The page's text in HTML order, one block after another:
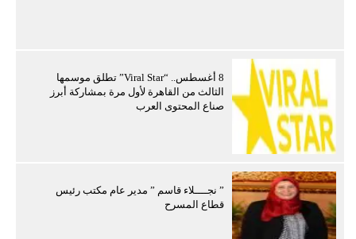
8 أغسطس.. “Viral Star” تطلق موسمها
الثالث من القاهرة لأول مرة بمشاركة أبرز
صناع المحتوى العرب
” نجــــلاء قاسم ” مدير عام مكتب رئيس
قطاع المسرح